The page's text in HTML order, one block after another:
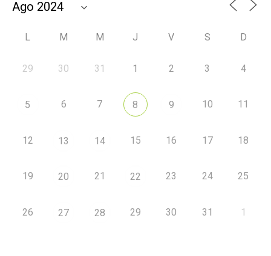
L M M J V S D
29 30 31 1 2 3 4
5 6 7 8 9 10 11
12 13 14 15 16 17 18
19 20 21 22 23 24 25
26 27 28 29 30 31 1